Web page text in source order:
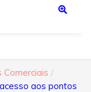
Comerciais
aos pontos